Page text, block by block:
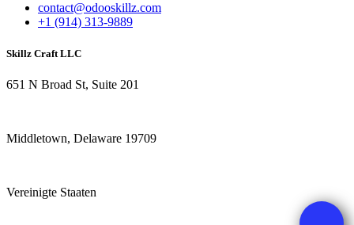
contact@odooskillz.com
+1 (914) 313-9889
Skillz Craft LLC
651 N Broad St, Suite 201
Middletown, Delaware 19709
Vereinigte Staaten